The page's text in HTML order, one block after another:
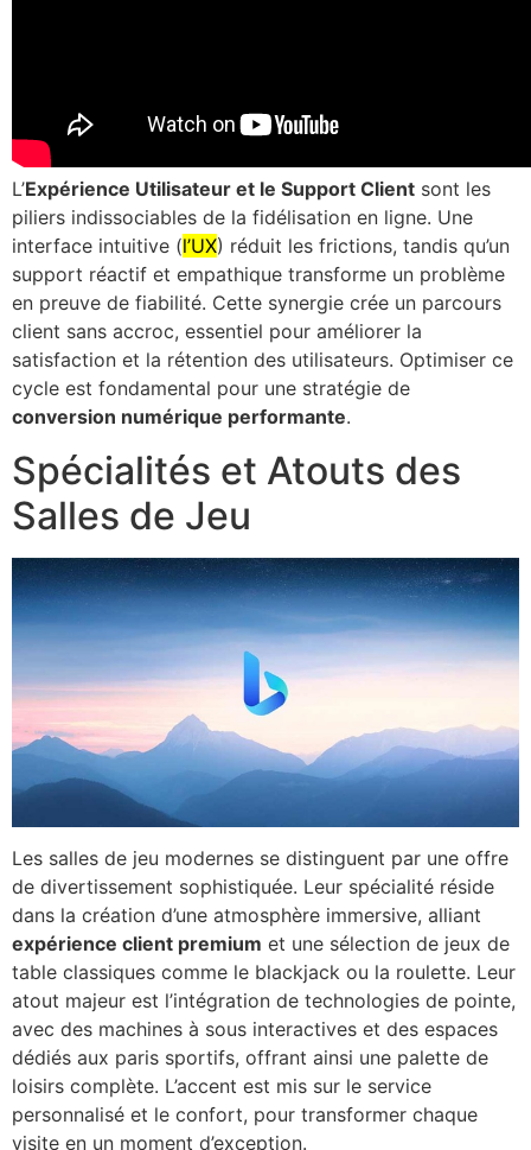
L’Expérience Utilisateur et le Support Client sont les
piliers indissociables de la fidélisation en ligne. Une
interface intuitive (l’UX) réduit les frictions, tandis qu’un
support réactif et empathique transforme un problème
en preuve de fiabilité. Cette synergie crée un parcours
client sans accroc, essentiel pour améliorer la
satisfaction et la rétention des utilisateurs. Optimiser ce
cycle est fondamental pour une stratégie de
conversion numérique performante.
Spécialités et Atouts des
Salles de Jeu
Les salles de jeu modernes se distinguent par une offre
de divertissement sophistiquée. Leur spécialité réside
dans la création d’une atmosphère immersive, alliant
expérience client premium et une sélection de jeux de
table classiques comme le blackjack ou la roulette. Leur
atout majeur est l’intégration de technologies de pointe,
avec des machines à sous interactives et des espaces
dédiés aux paris sportifs, offrant ainsi une palette de
loisirs complète. L’accent est mis sur le service
personnalisé et le confort, pour transformer chaque
visite en un moment d’exception.